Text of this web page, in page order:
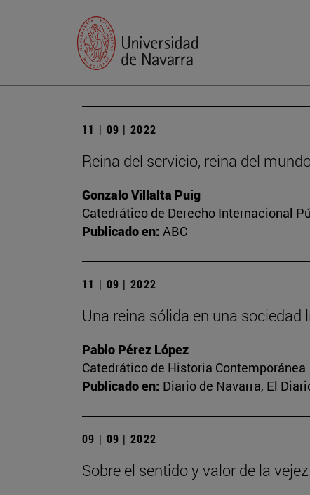
11 | 09 | 2022
Reina del servicio, reina del
Gonzalo Villalta Puig
Catedrático de Derecho Internacional
Publicado en: ABC
11 | 09 | 2022
Una reina sólida en una sociedad
Pablo Pérez López
Catedrático de Historia Contemporánea
Publicado en: Diario de Navarra, El
09 | 09 | 2022
Sobre el sentido y valor de la vejez